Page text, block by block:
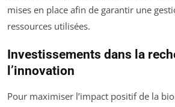
mises en place afin de garantir une
ressources utilisées.
Investissements dans la
l’innovation
Pour maximiser l’impact positif de la